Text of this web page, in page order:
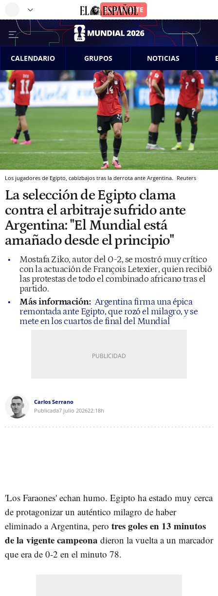
CALENDARIO GRUPOS NOTICIAS
Los jugadores de Egipto, cabizbajos tras la derrota ante Argentina. Reuters
La selección de Egipto clama
contra el arbitraje sufrido ante
Argentina: "El Mundial está
amañado desde el principio"
Mostafa Ziko, autor del 0-2, se mostró muy crítico
con la actuación de François Letexier, quien recibió
las protestas de todo el combinado africano tras el
partido.
Más información: Argentina firma una épica
remontada ante Egipto, que rozó el milagro, y se
mete en los cuartos de final del Mundial
Carlos Serrano
Publicada7 julio 202622:18h
'Los Faraones' echan humo. Egipto ha estado muy cerca
de protagonizar un auténtico milagro de haber
eliminado a Argentina, pero tres goles en 13 minutos
de la vigente campeona dieron la vuelta a un marcador
que era de 0-2 en el minuto 78.